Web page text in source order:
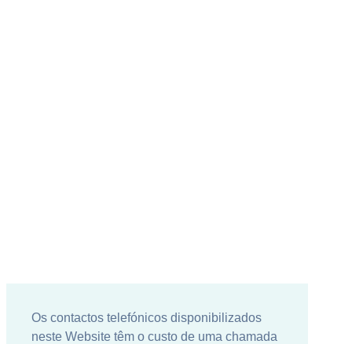
Os contactos telefónicos disponibilizados
neste Website têm o custo de uma chamada